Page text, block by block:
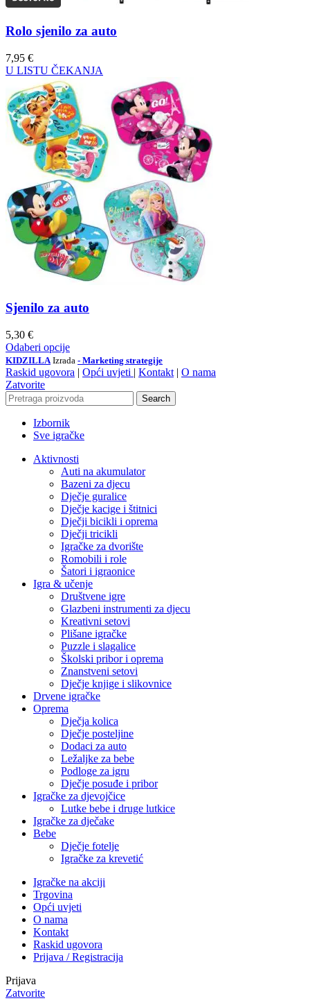
Rolo sjenilo za auto
7,95 €
U LISTU ČEKANJA
Sjenilo za auto
5,30 €
Odaberi opcije
KIDZILLA Izrada - Marketing strategije
Raskid ugovora | Opći uvjeti | Kontakt | O nama
Zatvorite
Search
Izbornik
Sve igračke
Aktivnosti
Auti na akumulator
Bazeni za djecu
Dječje guralice
Dječje kacige i štitnici
Dječji bicikli i oprema
Dječji tricikli
Igračke za dvorište
Romobili i role
Šatori i igraonice
Igra & učenje
Društvene igre
Glazbeni instrumenti za djecu
Kreativni setovi
Plišane igračke
Puzzle i slagalice
Školski pribor i oprema
Znanstveni setovi
Dječje knjige i slikovnice
Drvene igračke
Oprema
Dječja kolica
Dječje posteljine
Dodaci za auto
Ležaljke za bebe
Podloge za igru
Dječje posuđe i pribor
Igračke za djevojčice
Lutke bebe i druge lutkice
Igračke za dječake
Bebe
Dječje fotelje
Igračke za krevetić
Igračke na akciji
Trgovina
Opći uvjeti
O nama
Kontakt
Raskid ugovora
Prijava / Registracija
Prijava
Zatvorite